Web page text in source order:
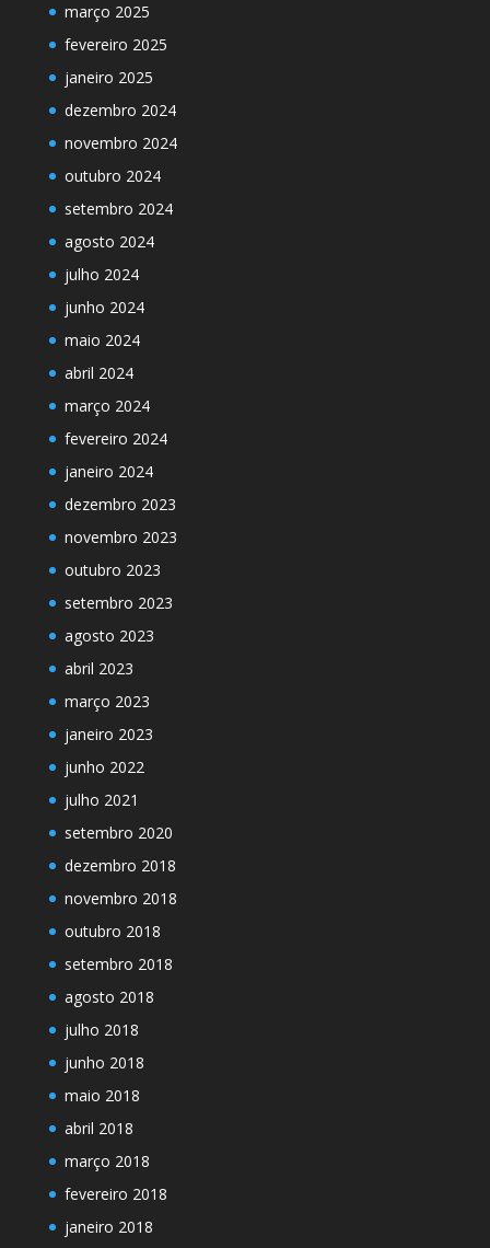
março 2025
fevereiro 2025
janeiro 2025
dezembro 2024
novembro 2024
outubro 2024
setembro 2024
agosto 2024
julho 2024
junho 2024
maio 2024
abril 2024
março 2024
fevereiro 2024
janeiro 2024
dezembro 2023
novembro 2023
outubro 2023
setembro 2023
agosto 2023
abril 2023
março 2023
janeiro 2023
junho 2022
julho 2021
setembro 2020
dezembro 2018
novembro 2018
outubro 2018
setembro 2018
agosto 2018
julho 2018
junho 2018
maio 2018
abril 2018
março 2018
fevereiro 2018
janeiro 2018